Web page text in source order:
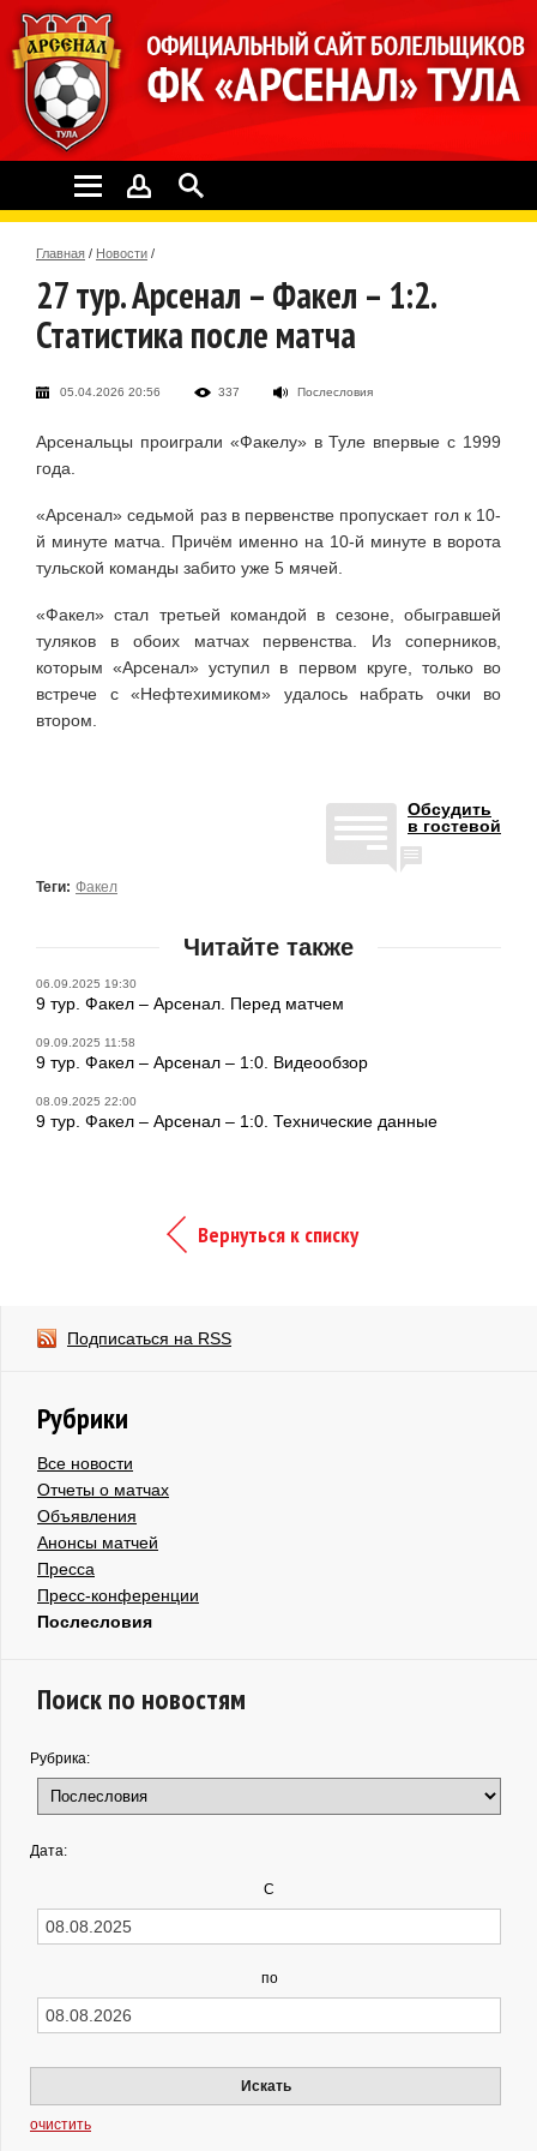
Главная / Новости /
27 тур. Арсенал – Факел – 1:2.
Статистика после матча
05.04.2026 20:56 337 Послесловия
Арсенальцы проиграли «Факелу» в Туле впервые с 1999
года.
«Арсенал» седьмой раз в первенстве пропускает гол к 10-
й минуте матча. Причём именно на 10-й минуте в ворота
тульской команды забито уже 5 мячей.
«Факел» стал третьей командой в сезоне, обыгравшей
туляков в обоих матчах первенства. Из соперников,
которым «Арсенал» уступил в первом круге, только во
встрече с «Нефтехимиком» удалось набрать очки во
втором.
Обсудить
в гостевой
Теги: Факел
Читайте также
06.09.2025 19:30
9 тур. Факел – Арсенал. Перед матчем
09.09.2025 11:58
9 тур. Факел – Арсенал – 1:0. Видеообзор
08.09.2025 22:00
9 тур. Факел – Арсенал – 1:0. Технические данные
Вернуться к списку
Подписаться на RSS
Рубрики
Все новости
Отчеты о матчах
Объявления
Анонсы матчей
Пресса
Пресс-конференции
Послесловия
Поиск по новостям
Рубрика:
Дата:
С
по
Искать
очистить